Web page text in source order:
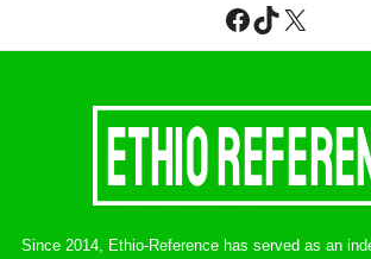
Facebook
TikTok
X
Since 2014, Ethio-Reference has served as an